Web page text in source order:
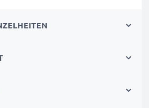
Computerkabel)
auf PC übertragen